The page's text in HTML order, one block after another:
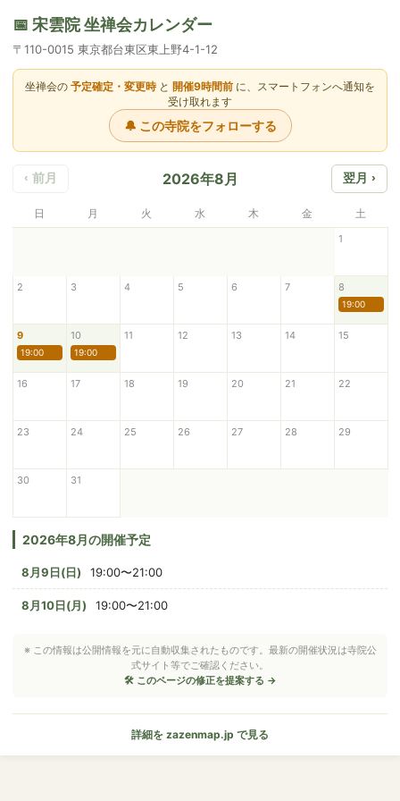
📅 宋雲院 坐禅会カレンダー
〒110-0015 東京都台東区東上野4-1-12
坐禅会の 予定確定・変更時と 開催9時間前 に、スマートフォンへ通知を
受け取れます
🔔 この寺院をフォローする
‹ 前月 2026年8月 翌月 ›
日 月 火 水 木 金 土
1
2 3 4 5 6 7 8
19:00
9
19:00
10
19:00
11 12 13 14 15
16 17 18 19 20 21 22
23 24 25 26 27 28 29
30 31
2026年8月の開催予定
8月9日(日) 19:00〜21:00
8月10日(月) 19:00〜21:00
※ この情報は公開情報を元に自動収集されたものです。最新の開催状況は寺院公
式サイト等でご確認ください。
🛠 このページの修正を提案する →
詳細を zazenmap.jp で見る